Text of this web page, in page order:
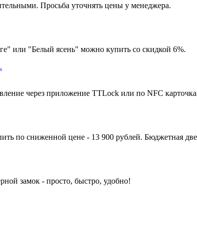
Просьба уточнять цены у менеджера.
или "Белый ясень" можно купить со скидкой 6%.
через приложение TTLock или по NFC
по сниженной цене - 13 900 рублей. Бюджетная
замок - просто, быстро, удобно!